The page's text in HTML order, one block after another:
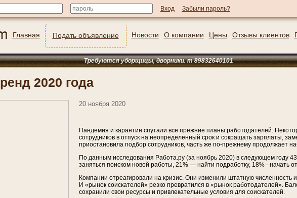
Забыли пароль?
Главная Подать объявление Новости О компании Цены Отзывы клиентов
Требуются уборщицы, дворники. т 89832640101
2020 года
20 ноября 2020
Пандемия и карантин спутали все прежние планы работодателей.
сотрудников в отпуск на неопределенный срок и сокращать зарплаты,
приостановила подбор сотрудников, часть же по-прежнему продолжает
По данным исследования Работа.ру (за ноябрь 2020) в следующем году
заняться поиском новой работы, 21% — найти подработку, 18% - начать
Компании отреагировали на кризис. Они изменили штатную численность
И «рынок соискателей» резко превратился в «рынок работодателей».
сохранили свои ресурсы и привлекательные условия для соискателей.